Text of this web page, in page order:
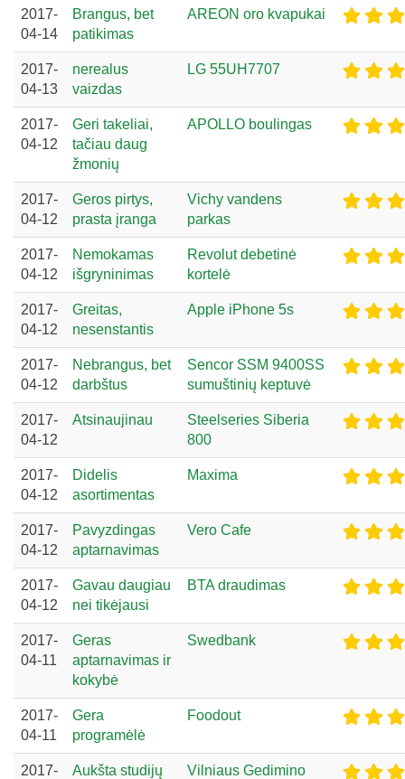
2017-
04-14
Brangus, bet
patikimas
AREON oro kvapukai
2017-
04-13
nerealus
vaizdas
LG 55UH7707
2017-
04-12
Geri takeliai,
tačiau daug
žmonių
APOLLO boulingas
2017-
04-12
Geros pirtys,
prasta įranga
Vichy vandens
parkas
2017-
04-12
Nemokamas
išgryninimas
Revolut debetinė
kortelė
2017-
04-12
Greitas,
nesenstantis
Apple iPhone 5s
2017-
04-12
Nebrangus, bet
darbštus
Sencor SSM 9400SS
sumuštinių keptuvė
2017-
04-12
Atsinaujinau
Steelseries Siberia
800
2017-
04-12
Didelis
asortimentas
Maxima
2017-
04-12
Pavyzdingas
aptarnavimas
Vero Cafe
2017-
04-12
Gavau daugiau
nei tikėjausi
BTA draudimas
2017-
04-11
Geras
aptarnavimas ir
kokybė
Swedbank
2017-
04-11
Gera
programėlė
Foodout
2017-
Aukšta studijų
Vilniaus Gedimino